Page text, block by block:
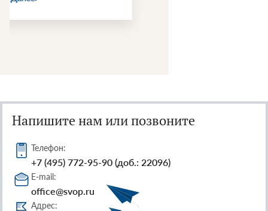
Напишите нам или позвоните
Телефон:
+7 (495) 772-95-90 (доб.: 22096)
E-mail:
office@svop.ru
Адрес: